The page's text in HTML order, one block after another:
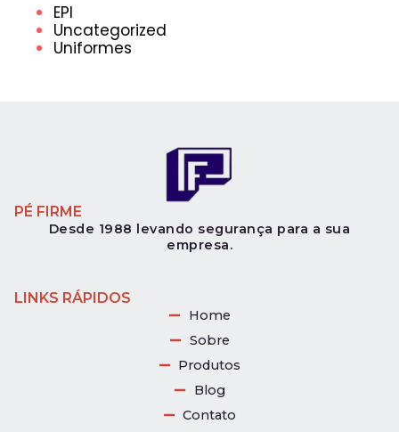
EPI
Uncategorized
Uniformes
PÉ FIRME
Desde 1988 levando segurança para a sua
empresa.
LINKS RÁPIDOS
Home
Sobre
Produtos
Blog
Contato